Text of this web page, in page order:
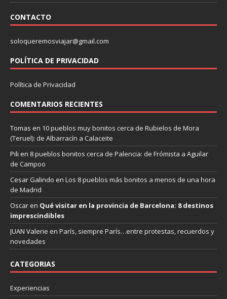
CONTACTO
soloqueremosviajar@gmail.com
POLÍTICA DE PRIVACIDAD
Política de Privacidad
COMENTARIOS RECIENTES
Tomas en 10 pueblos muy bonitos cerca de Rubielos de Mora
(Teruel): de Albarracín a Calaceite
Pili en 8 pueblos bonitos cerca de Palencia: de Frómista a Aguilar
de Campoo
Cesar Galindo en Los 8 pueblos más bonitos a menos de una hora
de Madrid
Oscaren Qué visitar en la provincia de Barcelona: 8 destinos
imprescindibles
JUAN Valerie en París, siempre París…entre protestas, recuerdos y
novedades
CATEGORIAS
Experiencias